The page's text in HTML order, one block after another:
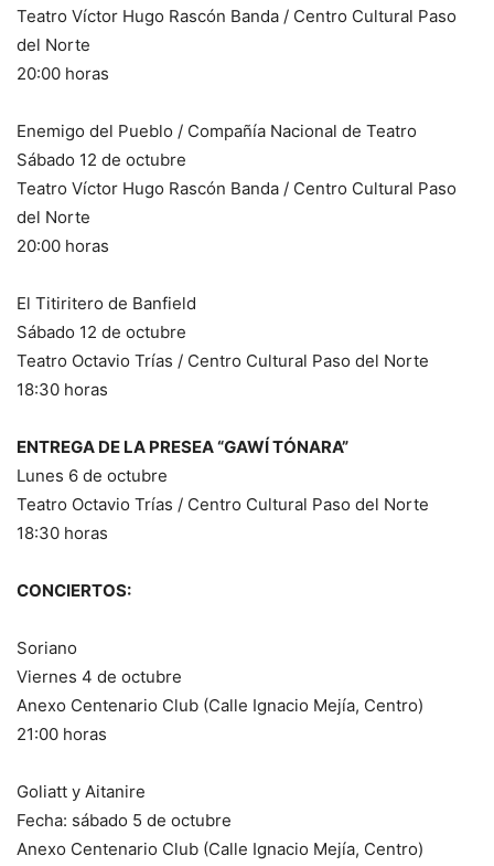
Teatro Víctor Hugo Rascón Banda / Centro Cultural Paso
del Norte
20:00 horas
Enemigo del Pueblo / Compañía Nacional de Teatro
Sábado 12 de octubre
Teatro Víctor Hugo Rascón Banda / Centro Cultural Paso
del Norte
20:00 horas
El Titiritero de Banfield
Sábado 12 de octubre
Teatro Octavio Trías / Centro Cultural Paso del Norte
18:30 horas
ENTREGA DE LA PRESEA “GAWÍ TÓNARA”
Lunes 6 de octubre
Teatro Octavio Trías / Centro Cultural Paso del Norte
18:30 horas
CONCIERTOS:
Soriano
Viernes 4 de octubre
Anexo Centenario Club (Calle Ignacio Mejía, Centro)
21:00 horas
Goliatt y Aitanire
Fecha: sábado 5 de octubre
Anexo Centenario Club (Calle Ignacio Mejía, Centro)